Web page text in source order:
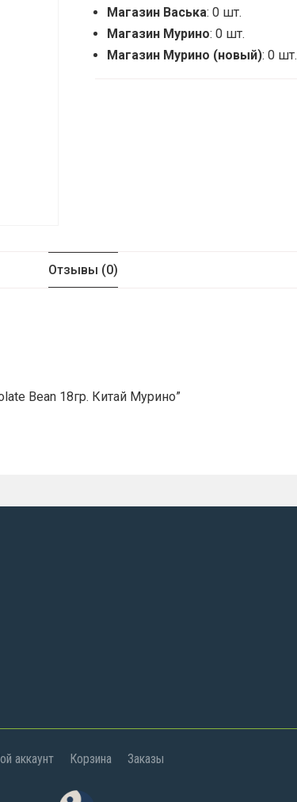
Магазин Васька: 0 шт.
Магазин Мурино: 0 шт.
Магазин Мурино (новый): 0 шт.
Отзывы (0)
Bean 18гр. Китай Мурино”
аккаунт Корзина Заказы